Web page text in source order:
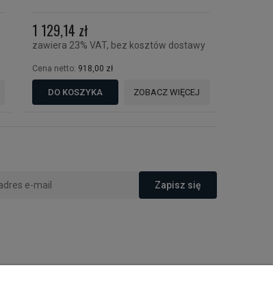
1 129,14 zł
zawiera 23% VAT, bez kosztów dostawy
Cena netto: 918,00 zł
DO KOSZYKA ZOBACZ WIĘCEJ
Zapisz się